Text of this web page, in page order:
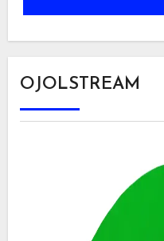
OJOLSTREAM